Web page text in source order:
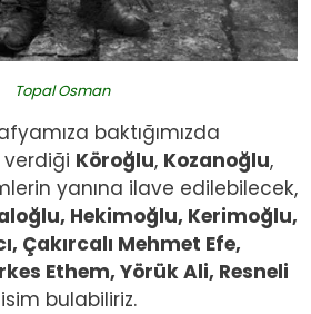
Topal Osman
baktığımızda
verdiği Köroğlu, Kozanoğlu,
yanına ilave edilebilecek,
Hekimoğlu, Kerimoğlu,
Çakırcalı Mehmet Efe,
Ethem, Yörük Ali, Resneli
isim bulabiliriz.